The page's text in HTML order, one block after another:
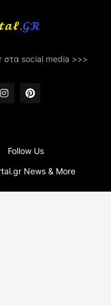
στα social media >>>
News & More
Follow Us